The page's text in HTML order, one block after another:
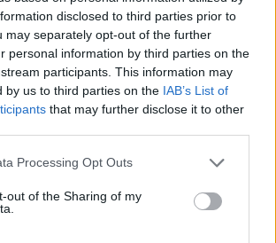
disclosed to third parties prior to
may separately opt-out of the further
personal information by third parties on the
participants. This information may
by us to third parties on the IAB’s List of
that may further disclose it to other
website/app uses one or more Google
visit or usage behaviour. You may click to
to Google and its third-party tags to
below specified purposes in below Google
Processing Opt Outs
out of the Sharing of my
τα εξής: